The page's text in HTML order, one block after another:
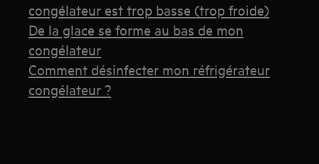
congélateur est trop basse (trop froide)
De la glace se forme au bas de mon
congélateur
Comment désinfecter mon réfrigérateur
congélateur ?